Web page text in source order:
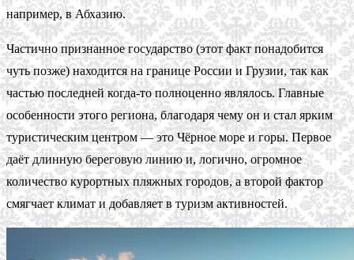
например, в Абхазию.
Частично признанное государство (этот факт понадобится
чуть позже) находится на границе России и Грузии, так как
частью последней когда-то полноценно являлось. Главные
особенности этого региона, благодаря чему он и стал ярким
туристическим центром — это Чёрное море и горы. Первое
даёт длинную береговую линию и, логично, огромное
количество курортных пляжных городов, а второй фактор
смягчает климат и добавляет в туризм активностей.